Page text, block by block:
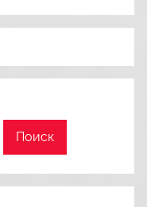
Поиск